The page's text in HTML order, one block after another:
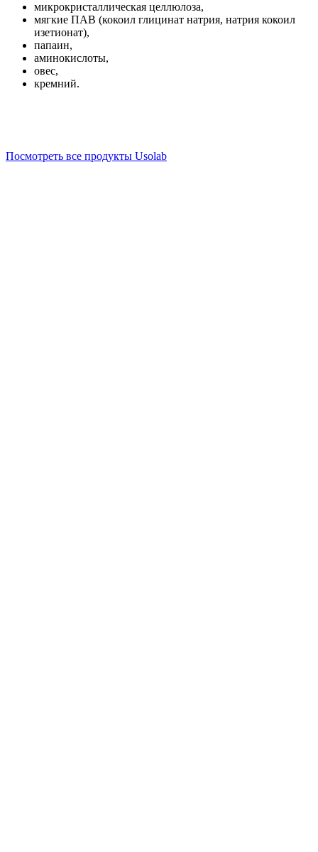
микрокристаллическая целлюлоза,
мягкие ПАВ (кокоил глицинат натрия, натрия кокоил
изетионат),
папаин,
аминокислоты,
овес,
кремний.
Посмотреть все продукты Usolab